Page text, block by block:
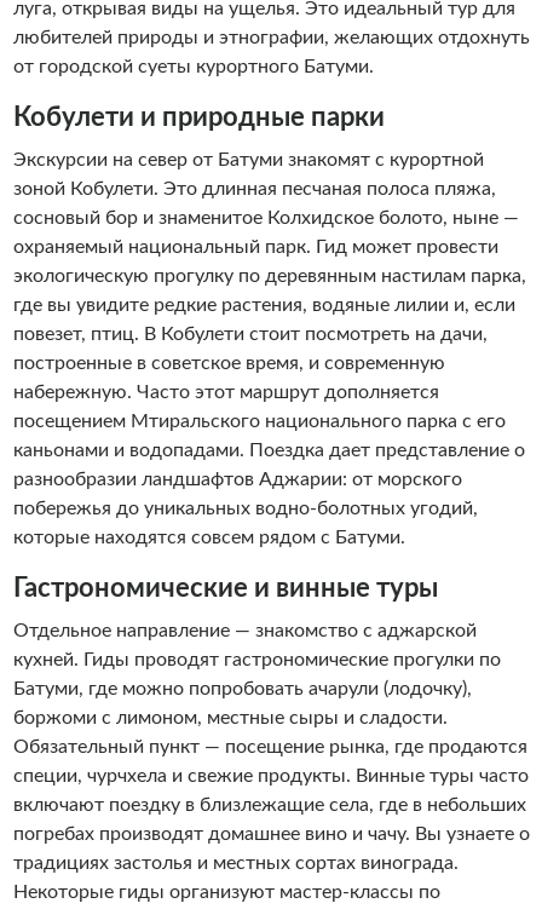
луга, открывая виды на ущелья. Это идеальный тур для
любителей природы и этнографии, желающих отдохнуть
от городской суеты курортного Батуми.
Кобулети и природные парки
Экскурсии на север от Батуми знакомят с курортной
зоной Кобулети. Это длинная песчаная полоса пляжа,
сосновый бор и знаменитое Колхидское болото, ныне —
охраняемый национальный парк. Гид может провести
экологическую прогулку по деревянным настилам парка,
где вы увидите редкие растения, водяные лилии и, если
повезет, птиц. В Кобулети стоит посмотреть на дачи,
построенные в советское время, и современную
набережную. Часто этот маршрут дополняется
посещением Мтиральского национального парка с его
каньонами и водопадами. Поездка дает представление о
разнообразии ландшафтов Аджарии: от морского
побережья до уникальных водно-болотных угодий,
которые находятся совсем рядом с Батуми.
Гастрономические и винные туры
Отдельное направление — знакомство с аджарской
кухней. Гиды проводят гастрономические прогулки по
Батуми, где можно попробовать ачарули (лодочку),
боржоми с лимоном, местные сыры и сладости.
Обязательный пункт — посещение рынка, где продаются
специи, чурчхела и свежие продукты. Винные туры часто
включают поездку в близлежащие села, где в небольших
погребах производят домашнее вино и чачу. Вы узнаете о
традициях застолья и местных сортах винограда.
Некоторые гиды организуют мастер-классы по